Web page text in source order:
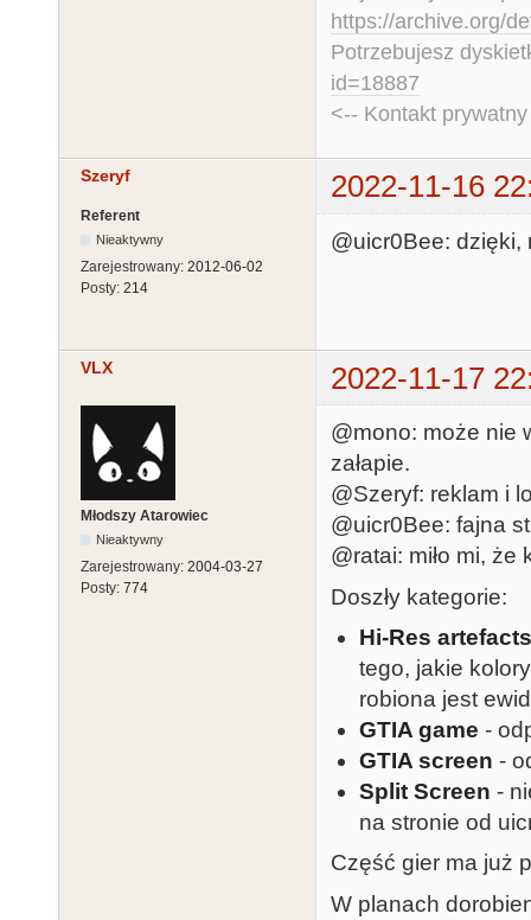
https://archive.org/
Potrzebujesz
id=18887
<-- Kontakt
Szeryf 2022-11-16
Referent
Nieaktywny
Zarejestrowany: 2012-06-02
Posty: 214
@uicr0Bee: dzięki,
VLX 2022-11-17
Młodszy Atarowiec
Nieaktywny
Zarejestrowany: 2004-03-27
Posty: 774
@mono: może nie
załapie.
@Szeryf: reklam i
@uicr0Bee: fajna
@ratai: miło mi,
Doszły kategorie:
Hi-Res artefacts
tego, jakie
robiona jest
GTIA game -
GTIA screen -
Split Screen -
na stronie od
Część gier ma już
W planach